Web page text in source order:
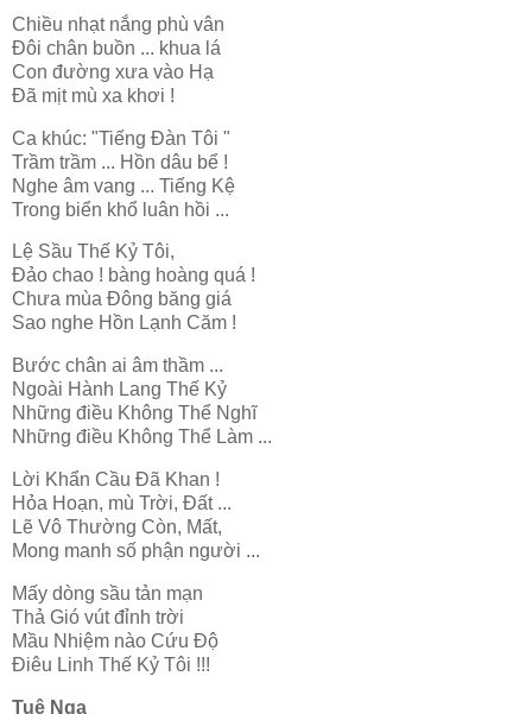
Chiều nhạt nắng phù vân
Đôi chân buồn ... khua lá
Con đường xưa vào Hạ
Đã mịt mù xa khơi !
Ca khúc: "Tiếng Đàn Tôi "
Trầm trầm ... Hồn dâu bể !
Nghe âm vang ... Tiếng Kệ
Trong biển khổ luân hồi ...
Lệ Sầu Thế Kỷ Tôi,
Đảo chao ! bàng hoàng quá !
Chưa mùa Đông băng giá
Sao nghe Hồn Lạnh Căm !
Bước chân ai âm thầm ...
Ngoài Hành Lang Thế Kỷ
Những điều Không Thể Nghĩ
Những điều Không Thể Làm ...
Lời Khẩn Cầu Đã Khan !
Hỏa Hoạn, mù Trời, Đất ...
Lẽ Vô Thường Còn, Mất,
Mong manh số phận người ...
Mấy dòng sầu tản mạn
Thả Gió vút đỉnh trời
Mầu Nhiệm nào Cứu Độ
Điêu Linh Thế Kỷ Tôi !!!
Tuệ Nga